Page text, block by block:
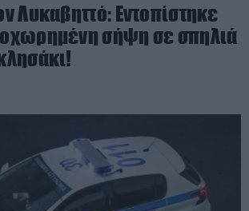
Λυκαβηττό: Εντοπίστηκε
σήψη σε σπηλιά